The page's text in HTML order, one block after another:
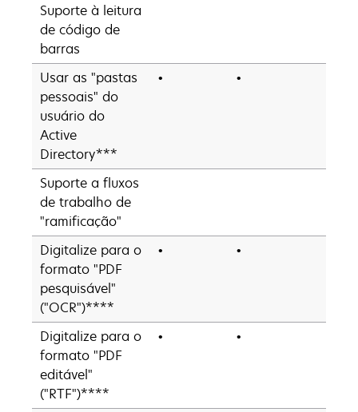
Suporte à leitura
de código de
barras
Usar as "pastas
pessoais" do
usuário do
Active
Directory***
• •
Suporte a fluxos
de trabalho de
"ramificação"
Digitalize para o
formato "PDF
pesquisável"
("OCR")****
• •
Digitalize para o
formato "PDF
editável"
("RTF")****
• •